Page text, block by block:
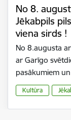
No 8.
Jēkabpils
viena sirds !
No 8.augusta
ar Garīgo
pasākumiem
Kultūra